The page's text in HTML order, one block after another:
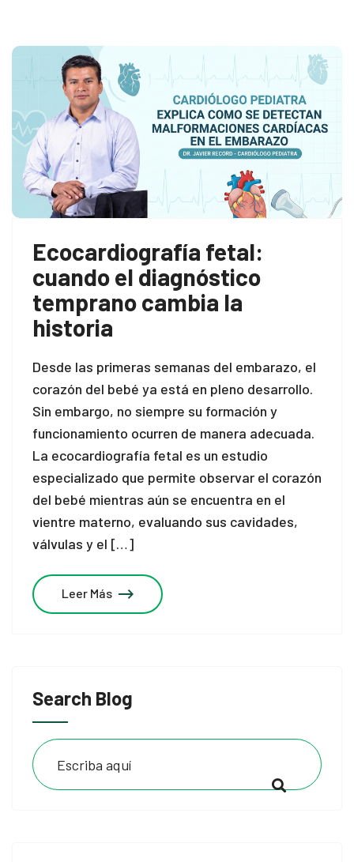
Search Blog
Ecocardiografía fetal:
cuando el diagnóstico
temprano cambia la
historia
Desde las primeras semanas del embarazo, el
corazón del bebé ya está en pleno desarrollo.
Sin embargo, no siempre su formación y
funcionamiento ocurren de manera adecuada.
La ecocardiografía fetal es un estudio
especializado que permite observar el corazón
del bebé mientras aún se encuentra en el
vientre materno, evaluando sus cavidades,
válvulas y el […]
Leer Más